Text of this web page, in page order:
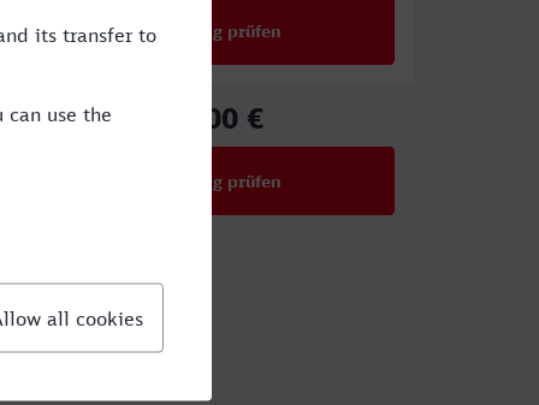
Verbindung prüfen
51,00 €
Verbindung prüfen